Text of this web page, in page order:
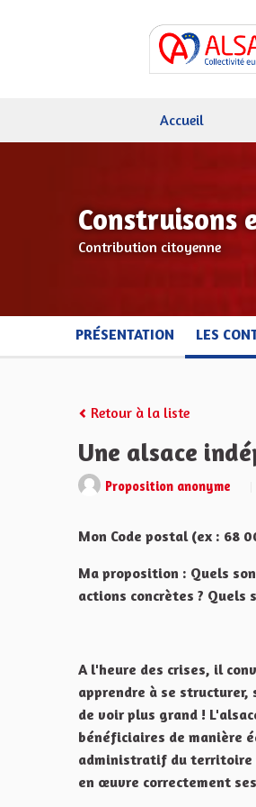
Accueil
Construisons
Contribution citoyenne
PRÉSENTATION LES
Retour à la liste
Une alsace
Proposition anonyme
Mon Code postal (ex : 68
Ma proposition : Quels
actions concrètes ?
A l'heure des crises, il
apprendre à se
de voir plus grand !
bénéficiaires de manière
administratif du territoire
en œuvre correctement